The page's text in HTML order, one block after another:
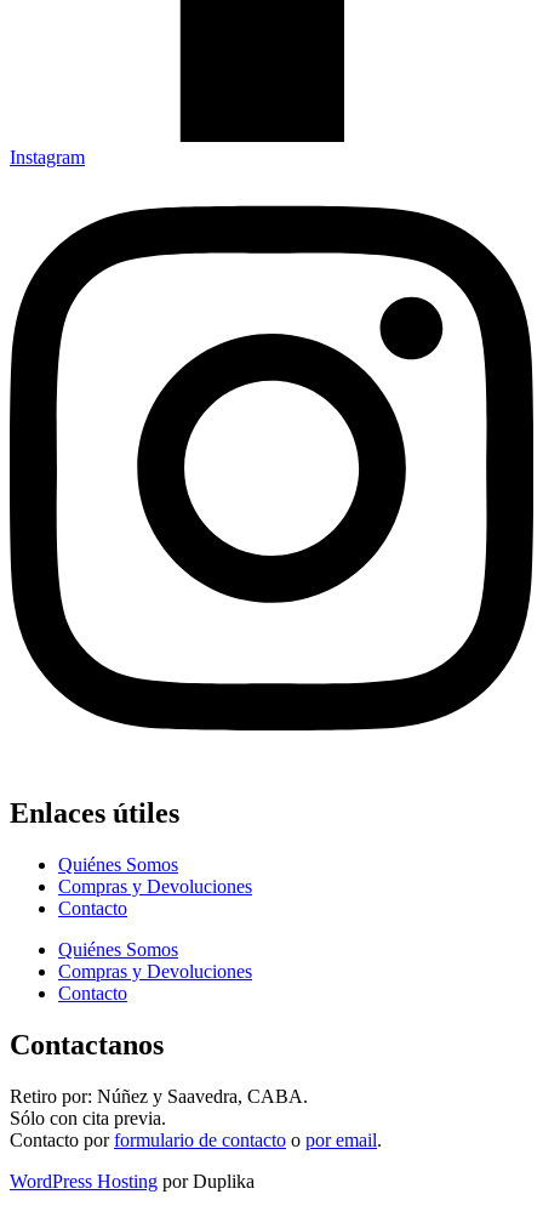
Instagram
Enlaces útiles
Quiénes Somos
Compras y Devoluciones
Contacto
Quiénes Somos
Compras y Devoluciones
Contacto
Contactanos
Retiro por: Núñez y Saavedra, CABA.
Sólo con cita previa.
Contacto porformulario de contacto o por email.
WordPress Hosting por Duplika